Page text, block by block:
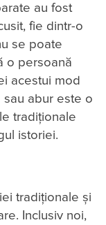
au fost
fie dintr-o
se poate
o persoană
acestui mod
sau abur este o
tradiționale
istoriei.
tradiționale și
Inclusiv noi,